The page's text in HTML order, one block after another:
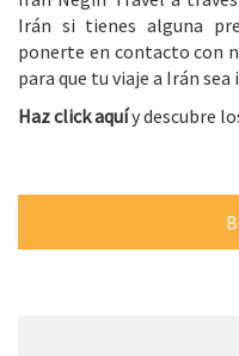
Irán si tienes alguna
ponerte en contacto con
para que tu viaje a Irán
Haz click aquíy descubre